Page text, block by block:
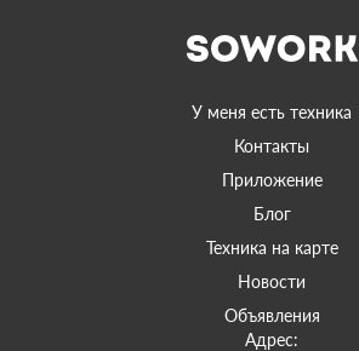
У меня есть техника
Контакты
Приложение
Блог
Техника на карте
Новости
Объявления
Адрес: